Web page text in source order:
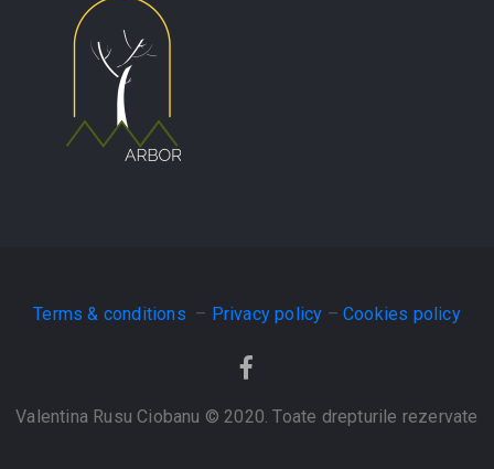
Terms & conditions – Privacy policy –Cookies policy
Valentina Rusu Ciobanu © 2020. Toate drepturile rezervate